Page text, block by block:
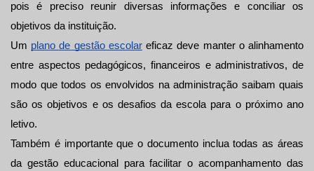
pois é preciso reunir diversas informações e conciliar os
objetivos da instituição.
Um plano de gestão escolar eficaz deve manter o alinhamento
entre aspectos pedagógicos, financeiros e administrativos, de
modo que todos os envolvidos na administração saibam quais
são os objetivos e os desafios da escola para o próximo ano
letivo.
Também é importante que o documento inclua todas as áreas
da gestão educacional para facilitar o acompanhamento das